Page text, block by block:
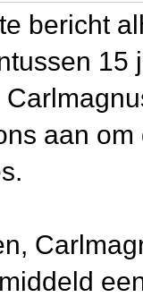
bericht
15
aan